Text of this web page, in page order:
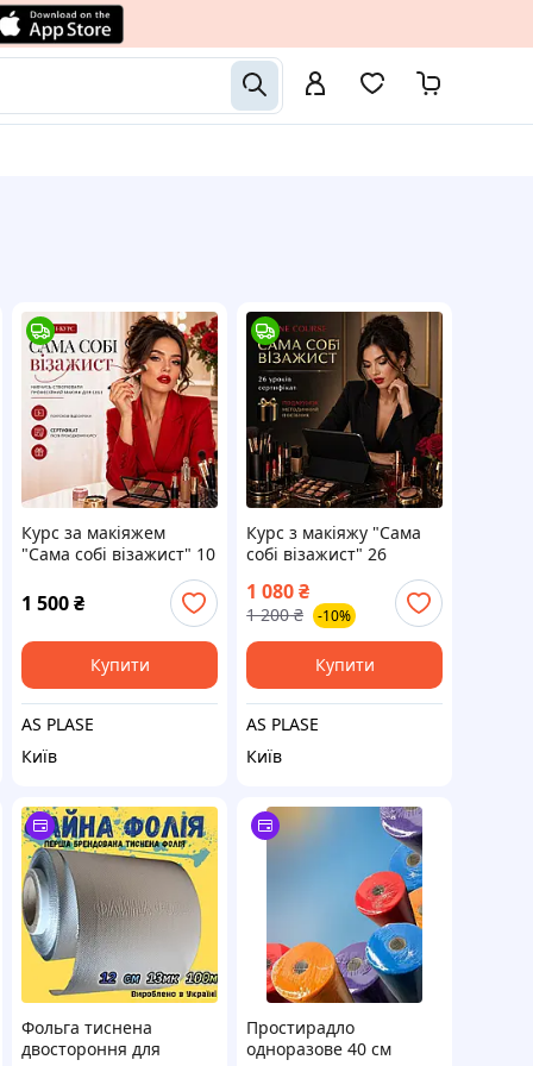
Курс за макіяжем
"Сама собі візажист" 10
занять із сертифікатом
1 500₴
Купити
AS PLASE
Київ
Курс з макіяжу "Сама
собі візажист" 26
занять із сертифікатом
і методичним
посібником
1 080₴
1 200 ₴ -10%
Купити
AS PLASE
Київ
Фольга тиснена
двостороння для
Простирадло
одноразове 40 см